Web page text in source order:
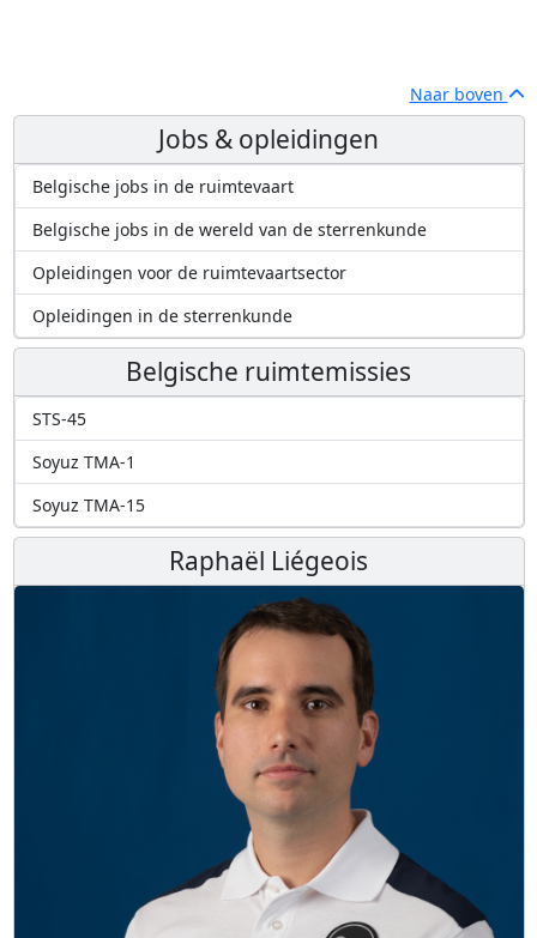
Naar boven
Jobs & opleidingen
Belgische jobs in de ruimtevaart
Belgische jobs in de wereld van de sterrenkunde
Opleidingen voor de ruimtevaartsector
Opleidingen in de sterrenkunde
Belgische ruimtemissies
STS-45
Soyuz TMA-1
Soyuz TMA-15
Raphaël Liégeois